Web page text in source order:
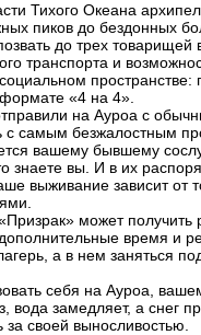
Тихого Океана
пиков до бездонных
до трех
транспорта и
пространстве:
«4 на 4».
на Ауроа с
с самым безжалостным
вашему бывшему
знаете вы. И в их
выживание зависит от
может получить
время и
а в нем заняться
себя на Ауроа,
вода замедляет, а снег
своей выносливостью.